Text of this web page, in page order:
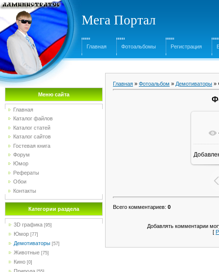
Мега Портал
Главная Фотоальбомы Регистрация
Меню сайта
Главная
Каталог файлов
Каталог статей
Каталог сайтов
Гостевая книга
Форум
Юмор
Рефераты
Обои
Контакты
Категории раздела
3D графика [95]
Юмор [77]
Демотиваторы [57]
Животные [75]
Кино [0]
Главная » Фотоальбом » Демотиваторы »
Всего комментариев: 0
Добавлять комментарии
[